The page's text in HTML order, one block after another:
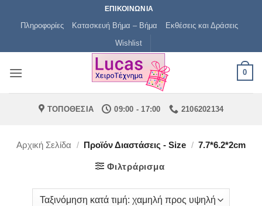
ΕΠΙΚΟΙΝΩΝΙΑ
Πληροφορίες Κατασκευή Βήμα – Βήμα
Εκθέσεις και Δράσεις
Wishlist
0
ΤΟΠΟΘΕΣΙΑ 09:00 - 17:00 2106202134
Αρχική Σελίδα / Προϊόν Διαστάσεις - Size / 7.7*6.2*2cm
Φιλτράρισμα